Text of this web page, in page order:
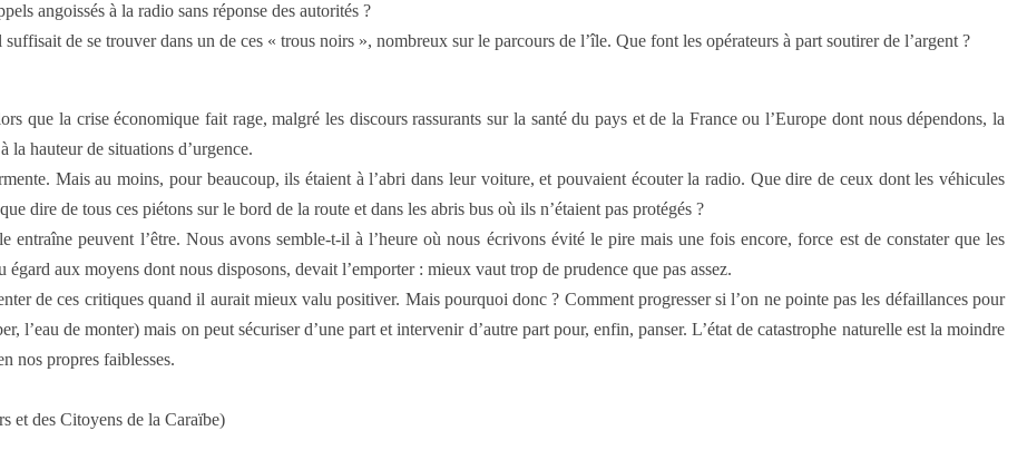
angoissés à la radio sans réponse des autorités ?
de se trouver dans un de ces « trous noirs », nombreux sur le parcours de l’île. Que font les opérateurs à part soutirer de l’argent ?
que la crise économique fait rage, malgré les discours rassurants sur la santé du pays et de la France ou l’Europe dont nous dépendons, la
la hauteur de situations d’urgence.
Mais au moins, pour beaucoup, ils étaient à l’abri dans leur voiture, et pouvaient écouter la radio. Que dire de ceux dont les véhicules
dire de tous ces piétons sur le bord de la route et dans les abris bus où ils n’étaient pas protégés ?
entraîne peuvent l’être. Nous avons semble-t-il à l’heure où nous écrivons évité le pire mais une fois encore, force est de constater que les
aux moyens dont nous disposons, devait l’emporter : mieux vaut trop de prudence que pas assez.
de ces critiques quand il aurait mieux valu positiver. Mais pourquoi donc ? Comment progresser si l’on ne pointe pas les défaillances pour
l’eau de monter) mais on peut sécuriser d’une part et intervenir d’autre part pour, enfin, panser. L’état de catastrophe naturelle est la moindre
nos propres faiblesses.
et des Citoyens de la Caraïbe)